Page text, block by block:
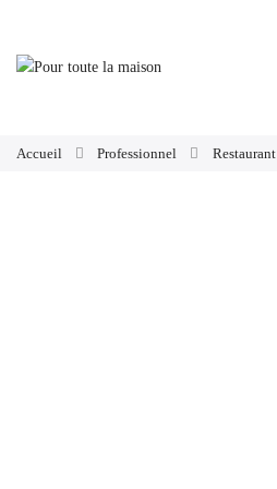
Accueil Professionnel Restaurant